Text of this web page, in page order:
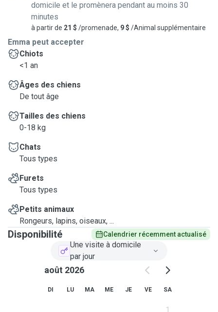
domicile et le promènera pendant au moins 30
minutes
à partir de 21 $ /promenade, 9 $ /Animal supplémentaire
Emma peut accepter
Chiots
<1 an
Âges des chiens
De tout âge
Tailles des chiens
0-18 kg
Chats
Tous types
Furets
Tous types
Petits animaux
Rongeurs, lapins, oiseaux, ...
Disponibilité Calendrier récemment actualisé
Une visite à domicile
par jour
août 2026
DI LU MA ME JE VE SA
1